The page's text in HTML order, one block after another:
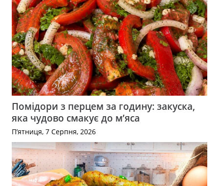
Помідори з перцем за годину: закуска,
яка чудово смакує до м’яса
П’ятниця, 7 Серпня, 2026